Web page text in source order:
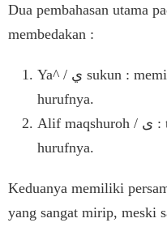
Dua pembahasan utama
membedakan :
Ya^ / ي sukun : memiliki dua titik di bawah
hurufnya.
Alif maqshuroh / ى : tidak memiliki titik di bawah
hurufnya.
Keduanya memiliki
yang sangat mirip, meski